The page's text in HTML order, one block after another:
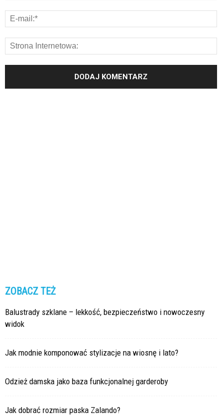
ZOBACZ TEŻ
Balustrady szklane – lekkość, bezpieczeństwo i nowoczesny
widok
Jak modnie komponować stylizacje na wiosnę i lato?
Odzież damska jako baza funkcjonalnej garderoby
Jak dobrać rozmiar paska Zalando?